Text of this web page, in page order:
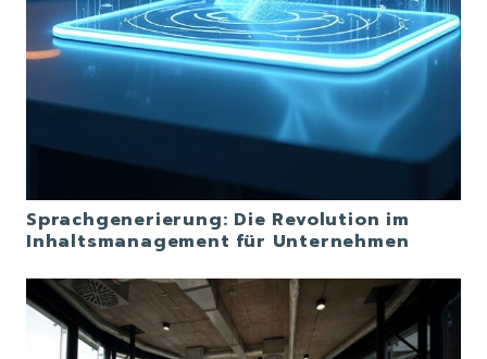
Sprachgenerierung: Die Revolution im
Inhaltsmanagement für Unternehmen